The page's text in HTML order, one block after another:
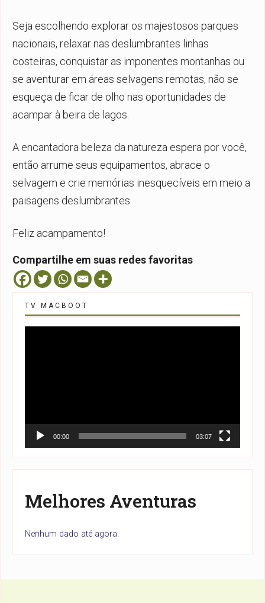
Seja escolhendo explorar os majestosos parques
nacionais, relaxar nas deslumbrantes linhas
costeiras, conquistar as imponentes montanhas ou
se aventurar em áreas selvagens remotas, não se
esqueça de ficar de olho nas oportunidades de
acampar à beira de lagos.
A encantadora beleza da natureza espera por você,
então arrume seus equipamentos, abrace o
selvagem e crie memórias inesquecíveis em meio a
paisagens deslumbrantes.
Feliz acampamento!
Compartilhe em suas redes favoritas
TV MACBOOT
00:00 03:07
Melhores Aventuras
Nenhum dado até agora.